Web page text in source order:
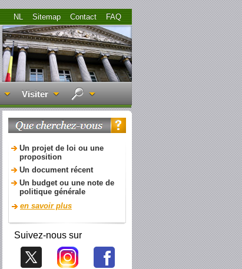
FAQ
Contact
Sitemap
NL
Visiter
Un projet de loi ou une
proposition
Un document récent
Un budget ou une note de
politique générale
en savoir plus
Suivez-nous sur